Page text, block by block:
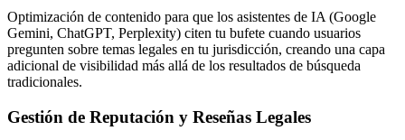
Optimización de contenido para que los asistentes de IA (Google
Gemini, ChatGPT, Perplexity) citen tu bufete cuando usuarios
pregunten sobre temas legales en tu jurisdicción, creando una capa
adicional de visibilidad más allá de los resultados de búsqueda
tradicionales.
Gestión de Reputación y Reseñas Legales